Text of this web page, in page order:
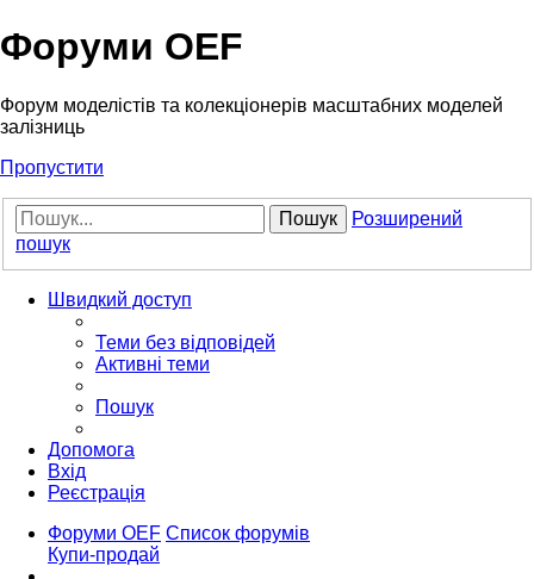
Форуми OEF
Форум моделістів та колекціонерів масштабних моделей
залізниць
Пропустити
Пошук
Розширений
пошук
Швидкий доступ
Теми без відповідей
Активні теми
Пошук
Допомога
Вхід
Реєстрація
Форуми OEF Список форумів
Купи-продай